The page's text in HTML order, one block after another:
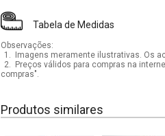
Tabela de Medidas
Observações:
1.
Imagens meramente ilustrativas. Os
2.
Preços válidos para compras na
compras".
Produtos similares